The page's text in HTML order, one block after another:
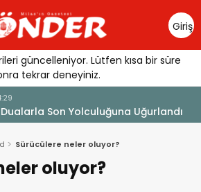
Giriş
Yap
güncelleniyor. Lütfen kısa bir süre
tekrar deneyiniz.
Son Yolculuğuna Uğurlandı
Sürücülere neler oluyor?
oluyor?